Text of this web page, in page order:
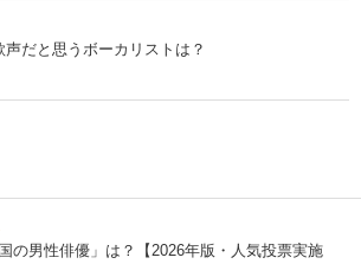
声だと思うボーカリストは？
の男性俳優」は？【2026年版・人気投票実施